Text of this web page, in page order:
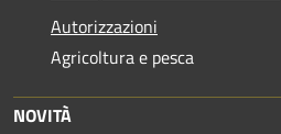
Autorizzazioni
Agricoltura e pesca
NOVITÀ